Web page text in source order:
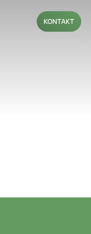
KONTAKT